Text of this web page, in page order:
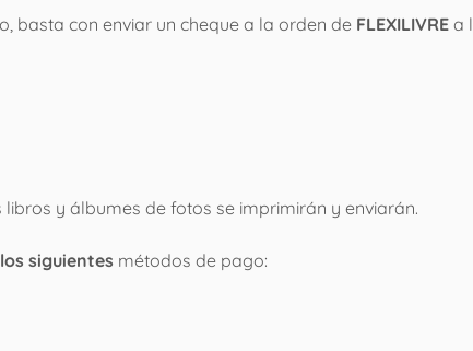
basta con enviar un cheque a la orden de FLEXILIVRE a
y álbumes de fotos se imprimirán y enviarán.
los siguientes métodos de pago: